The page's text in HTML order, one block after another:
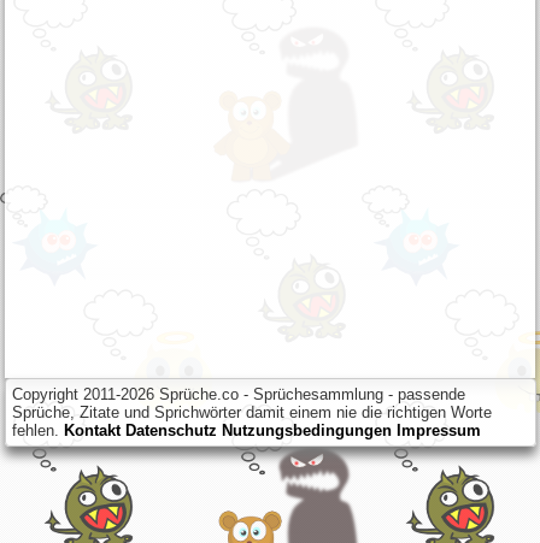
Copyright 2011-2026 Sprüche.co - Sprüchesammlung - passende
Sprüche, Zitate und Sprichwörter damit einem nie die richtigen Worte
fehlen. Kontakt Datenschutz Nutzungsbedingungen Impressum